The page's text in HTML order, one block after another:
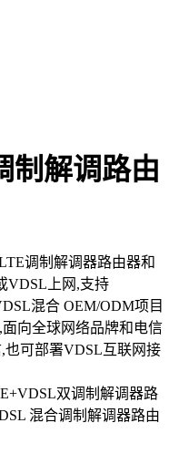
制解调路由
调制解调器路由器和
VDSL上网,支持
混合 OEM/ODM项目
向全球网络品牌和电信
也可部署VDSL互联网接
双调制解调器路
混合调制解调器路由